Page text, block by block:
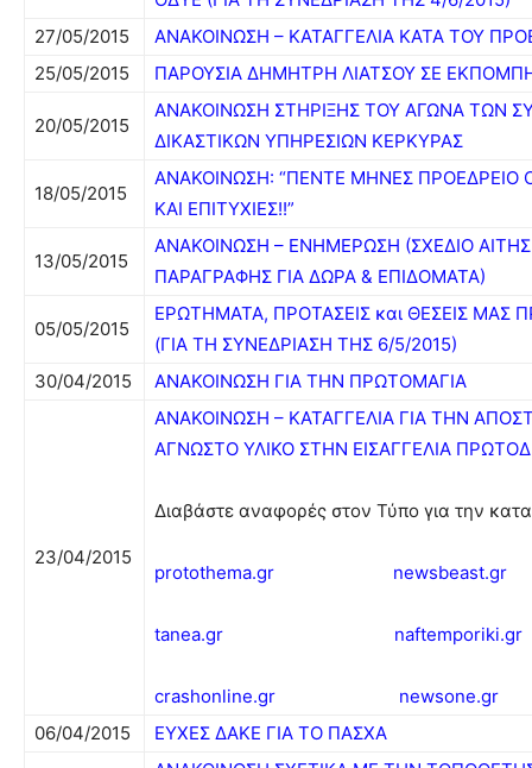
27/05/2015
ΑΝΑΚΟΙΝΩΣΗ – ΚΑΤΑΓΓΕΛΙΑ ΚΑΤΑ ΤΟΥ
25/05/2015
ΠΑΡΟΥΣΙΑ ΔΗΜΗΤΡΗ ΛΙΑΤΣΟΥ ΣΕ
20/05/2015
ΑΝΑΚΟΙΝΩΣΗ ΣΤΗΡΙΞΗΣ ΤΟΥ ΑΓΩΝΑ ΤΩΝ
ΔΙΚΑΣΤΙΚΩΝ ΥΠΗΡΕΣΙΩΝ ΚΕΡΚΥΡΑΣ
18/05/2015
ΑΝΑΚΟΙΝΩΣΗ: “ΠΕΝΤΕ ΜΗΝΕΣ ΠΡΟΕΔΡΕΙΟ
ΚΑΙ ΕΠΙΤΥΧΙΕΣ!!”
13/05/2015
ΑΝΑΚΟΙΝΩΣΗ – ΕΝΗΜΕΡΩΣΗ (ΣΧΕΔΙΟ
ΠΑΡΑΓΡΑΦΗΣ ΓΙΑ ΔΩΡΑ & ΕΠΙΔΟΜΑΤΑ)
05/05/2015
ΕΡΩΤΗΜΑΤΑ, ΠΡΟΤΑΣΕΙΣ και ΘΕΣΕΙΣ ΜΑΣ
(ΓΙΑ ΤΗ ΣΥΝΕ∆ΡΙΑΣΗ ΤΗΣ 6/5/2015)
30/04/2015
ΑΝΑΚΟΙΝΩΣΗ ΓΙΑ ΤΗΝ ΠΡΩΤΟΜΑΓΙΑ
23/04/2015
ANAKOINΩΣΗ – ΚΑΤΑΓΓΕΛΙΑ ΓΙΑ ΤΗΝ
ΑΓΝΩΣΤΟ ΥΛΙΚΟ ΣΤΗΝ ΕΙΣΑΓΓΕΛΙΑ
Διαβάστε αναφορές στον Τύπο για την
protothema.gr newsbeast.gr
tanea.gr naftemporiki.gr
crashonline.gr
newsone.gr
06/04/2015
ΕΥΧΕΣ ΔΑΚΕ ΓΙΑ ΤΟ ΠΑΣΧΑ